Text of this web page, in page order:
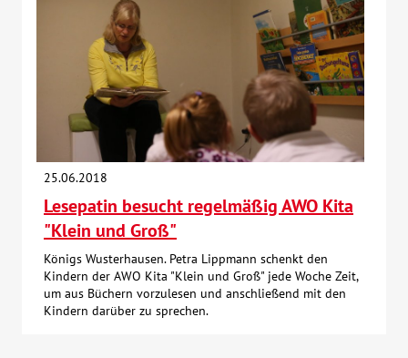
25.06.2018
Lesepatin besucht regelmäßig AWO Kita
"Klein und Groß"
Königs Wusterhausen. Petra Lippmann schenkt den
Kindern der AWO Kita "Klein und Groß" jede Woche Zeit,
um aus Büchern vorzulesen und anschließend mit den
Kindern darüber zu sprechen.